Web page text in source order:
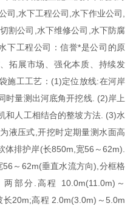
司,水下工程公司,水下作业公司,
割公司,水下维修公司,水下防腐
下工程公司：信誉*是公司的原
拓展市场、强化本质、持续发
施工工艺：(1)定位放线:在河岸
时量测出河底角开挖线. (2)岸上
和人工相结合的整坡方法. (3)水
液压式,开挖时定期量测水面高
排护岸(长850m,宽56～62m).
～62m(垂直水流方向),分框格
部分.高程 10.0m(11.0m)～
20m;高程 2.0m(3.0m)～5.0m